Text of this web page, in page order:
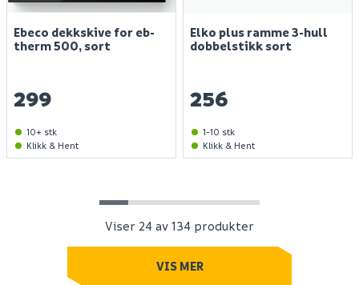
Ebeco dekkskive for eb-
therm 500, sort
299
10+ stk
Klikk & Hent
Elko plus ramme 3-hull
dobbelstikk sort
256
1-10 stk
Klikk & Hent
Viser 24 av 134 produkter
VIS MER
Jobb hos oss
Spørsmål og svar
Våre merker
Kundeklubb
Personvernerklæring
Medlemsvilkår for Megaflis+
66 85 31 80
Lørdager: stengt
Søndager: stengt
kundeservice@megaflis.no